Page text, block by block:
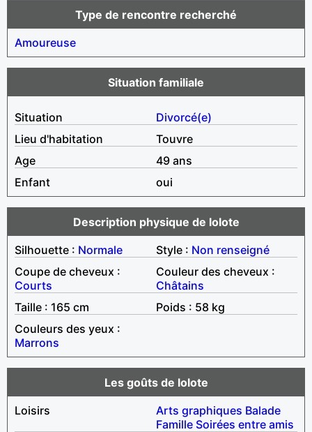
Type de rencontre recherché
Amoureuse
Situation familiale
Situation
Divorcé(e)
Lieu d'habitation
Touvre
Age
49 ans
Enfant
oui
Description physique de lolote
Silhouette : Normale Style : Non renseigné
Coupe de cheveux :
Courts
Couleur des cheveux :
Châtains
Taille : 165 cm
Poids : 58 kg
Couleurs des yeux :
Marrons
Les goûts de lolote
Loisirs
Arts graphiques Balade
Famille Soirées entre amis